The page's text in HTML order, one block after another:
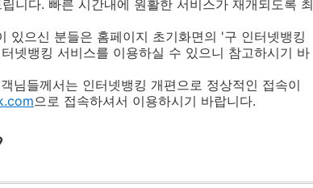
니다. 빠른 시간내에 원활한 서비스가 재개되도록 최
있으신 분들은 홈페이지 초기화면의 '구 인터넷뱅킹
넷뱅킹 서비스를 이용하실 수 있으니 참고하시기 바
님들께서는 인터넷뱅킹 개편으로 정상적인 접속이
으로 접속하셔서 이용하시기 바랍니다.